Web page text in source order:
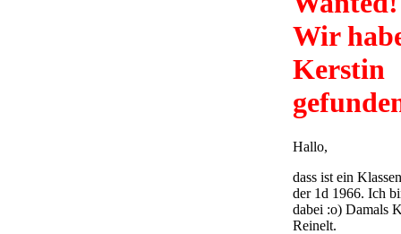
Wir
Kerstin
Hallo,
dass ist ein
der 1d 1966. Ich
dabei :o) Damals
Reinelt.